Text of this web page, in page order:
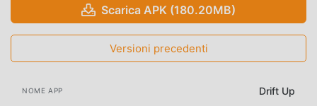
Scarica APK (180.20MB)
Versioni precedenti
NOME APP Drift Up